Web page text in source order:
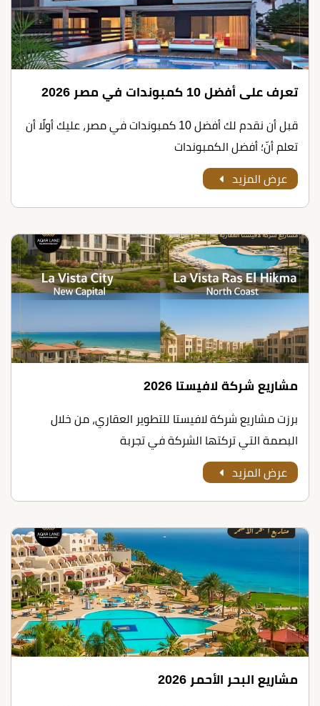
تعرف على أﻓﻀﻞ 10 ﻛﻤﺒﻮﻧﺪات ﻓﻲ ﻣﺼﺮ 2026
قبل أن نقدم لك أﻓﻀﻞ 10 ﻛﻤﺒﻮﻧﺪات ﻓﻲ ﻣﺼﺮ، عليك أولًا أن
تعلم أنّ؛ أفضل الكمبوندات
عرض المزيد
مشاريع شركة لافيستا 2026
برزت مشاريع شركة لافيستا للتطوير العقاري، من خلال
البصمة التي تركتها الشركة في تجربة
عرض المزيد
مشاريع البحر الأحمر 2026